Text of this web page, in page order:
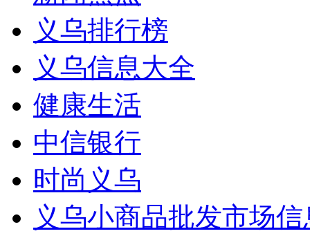
义乌排行榜
义乌信息大全
健康生活
中信银行
时尚义乌
义乌小商品批发市场